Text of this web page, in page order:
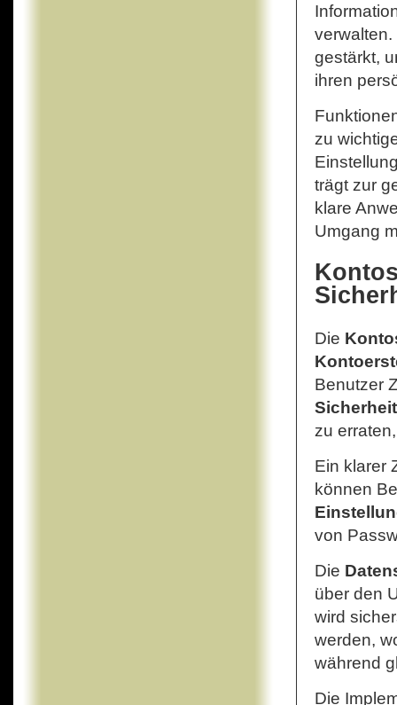
gestärkt,
ihren
zu
trägt zur
klare
Umgang
Die
Benutzer
zu
Ein klarer
können
von
Die
über den
wird
werden,
während
Die